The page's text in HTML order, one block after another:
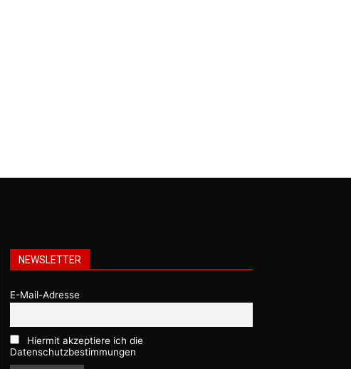
NEWSLETTER
E-Mail-Adresse
Hiermit akzeptiere ich die
Datenschutzbestimmungen